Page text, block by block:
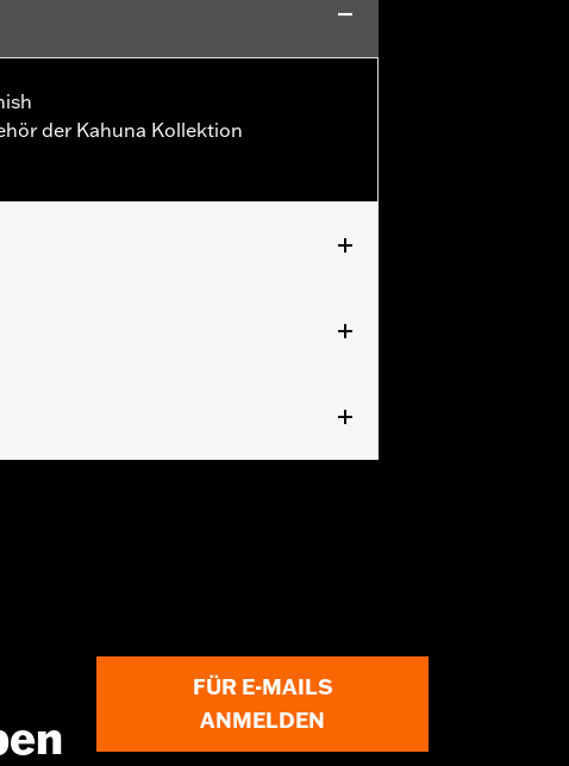
der Kahuna Kollektion
FÜR E-MAILS
ANMELDEN